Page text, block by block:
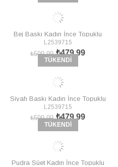
TÜKENDI
Bej Baskı Kadın İnce Topuklu
Stiletto L253971524
L2539715
₺479,99
₺599,99
TÜKENDI
Siyah Baskı Kadın İnce Topuklu
Stiletto L253971524
L2539715
₺479,99
₺599,99
Pudra Süet Kadın İnce Topuklu